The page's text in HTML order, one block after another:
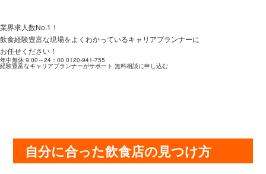
業界求人数No.1！
飲食経験豊富な現場をよくわかっているキャリアプランナーに
お任せください！
年中無休 9:00～24：00 0120-941-755
経験豊富なキャリアプランナーがサポート 無料相談に申し込む
自分に合った飲食店の見つけ方